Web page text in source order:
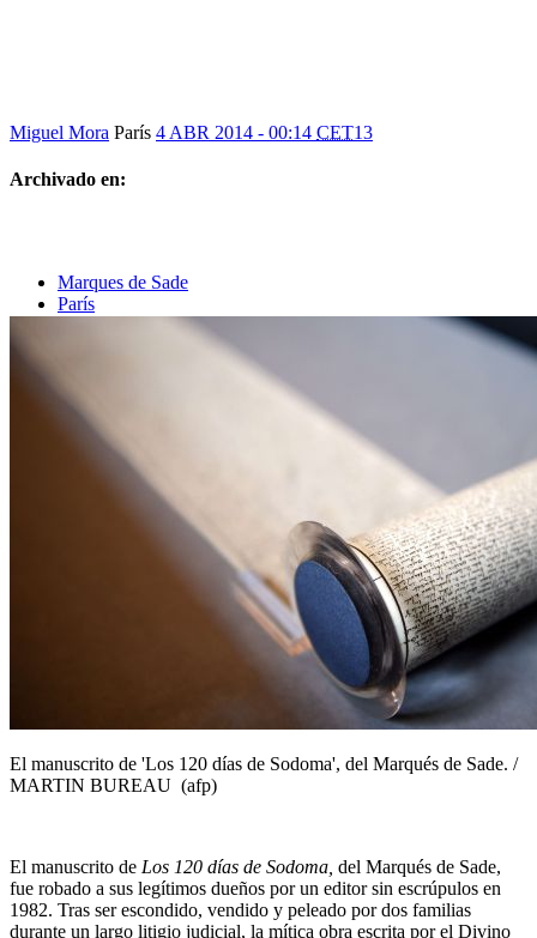
Miguel Mora París 4 ABR 2014 - 00:14 CET13
Archivado en:
Marques de Sade
París
Literatura
Europa occidental
Servicios información
El manuscrito de 'Los 120 días de Sodoma', del Marqués de Sade. /
MARTIN BUREAU (afp)
El manuscrito de Los 120 días de Sodoma, del Marqués de Sade,
fue robado a sus legítimos dueños por un editor sin escrúpulos en
1982. Tras ser escondido, vendido y peleado por dos familias
durante un largo litigio judicial, la mítica obra escrita por el Divino